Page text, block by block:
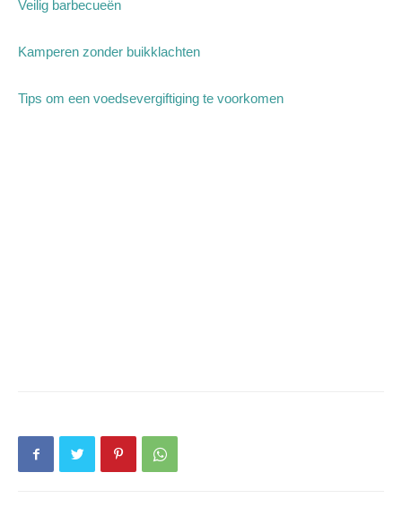
Veilig barbecueën
Kamperen zonder buikklachten
Tips om een voedsevergiftiging te voorkomen